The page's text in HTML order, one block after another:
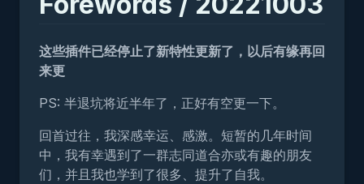
这些插件已经停止了新特性更新了，以后有缘再回
来更
PS: 半退坑将近半年了，正好有空更一下。
回首过往，我深感幸运、感激。短暂的几年时间
中，我有幸遇到了一群志同道合亦或有趣的朋友
们，并且我也学到了很多、提升了自我。